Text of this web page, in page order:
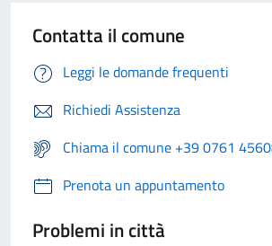
Contatta il comune
Leggi le domande frequenti
Richiedi Assistenza
Chiama il comune +39 0761
Prenota un appuntamento
Problemi in città